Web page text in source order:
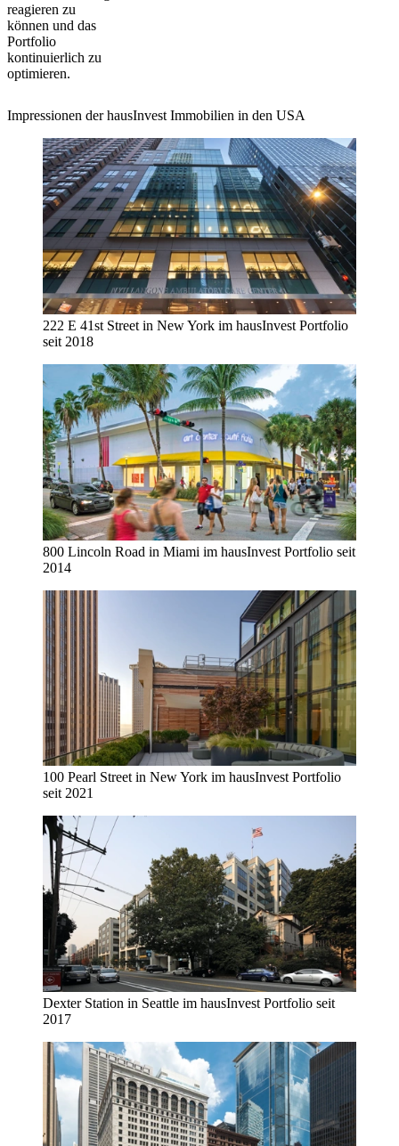
reagieren zu
können und das
Portfolio
kontinuierlich zu
optimieren.
Impressionen der hausInvest Immobilien in den USA
222 E 41st Street in New York im hausInvest Portfolio
seit 2018
800 Lincoln Road in Miami im hausInvest Portfolio seit
2014
100 Pearl Street in New York im hausInvest Portfolio
seit 2021
Dexter Station in Seattle im hausInvest Portfolio seit
2017